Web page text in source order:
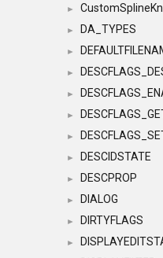
►
► DA_TYPES
►
►
►
►
►
► DESCIDSTATE
► DESCPROP
► DIALOG
► DIRTYFLAGS
►